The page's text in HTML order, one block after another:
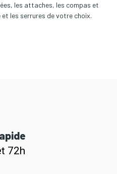
les attaches, les compas et
les serrures de votre choix.
72h